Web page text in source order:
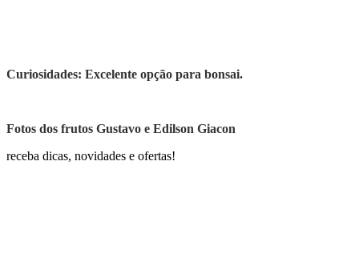
Curiosidades: Excelente opção para bonsai.
Fotos dos frutos Gustavo e Edilson Giacon
receba dicas, novidades e ofertas!